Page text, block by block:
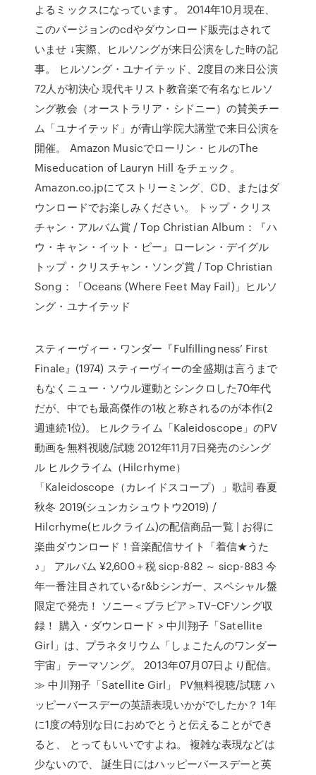
よるミックスになっています。 2014年10月現在、
このバージョンのcdやダウンロード販売はされて
いませ ↓実際、ヒルソングが来日公演をした時の記
事。 ヒルソング・ユナイテッド、2度目の来日公演
72人が初決心 現代キリスト教音楽で有名なヒルソ
ング教会（オーストラリア・シドニー）の賛美チー
ム「ユナイテッド」が青山学院大講堂で来日公演を
開催。 Amazon Musicでローリン・ヒルのThe
Miseducation of Lauryn Hill をチェック。
Amazon.co.jpにてストリーミング、CD、またはダ
ウンロードでお楽しみください。 トップ・クリス
チャン・アルバム賞 / Top Christian Album：『ハ
ウ・キャン・イット・ビー』ローレン・デイグル
トップ・クリスチャン・ソング賞 / Top Christian
Song：「Oceans (Where Feet May Fail)」ヒルソ
ング・ユナイテッド
スティーヴィー・ワンダー『Fulfillingness’ First
Finale』(1974) スティーヴィーの全盛期は言うまで
もなくニュー・ソウル運動とシンクロした70年代
だが、中でも最高傑作の1枚と称されるのが本作(2
週連続1位)。 ヒルクライム「Kaleidoscope」のPV
動画を無料視聴/試聴 2012年11月7日発売のシング
ル ヒルクライム（Hilcrhyme）
「Kaleidoscope（カレイドスコープ）」歌詞 春夏
秋冬 2019(シュンカシュウトウ2019) /
Hilcrhyme(ヒルクライム)の配信商品一覧 | お得に
楽曲ダウンロード！音楽配信サイト「着信★うた
♪」 アルバム ¥2,600＋税 sicp-882 ～ sicp-883 今
年一番注目されているr&bシンガー、スペシャル盤
限定で発売！ ソニー＜ブラビア＞TV−CFソング収
録！ 購入・ダウンロード > 中川翔子「Satellite
Girl」は、プラネタリウム「しょこたんのワンダー
宇宙」テーマソング。 2013年07月07日より配信。
≫ 中川翔子「Satellite Girl」 PV無料視聴/試聴 ハ
ッピーバースデーの英語表現いかがでしたか？ 1年
に1度の特別な日におめでとうと伝えることができ
ると、 とってもいいですよね。 複雑な表現などは
少ないので、 誕生日にはハッピーバースデーと英